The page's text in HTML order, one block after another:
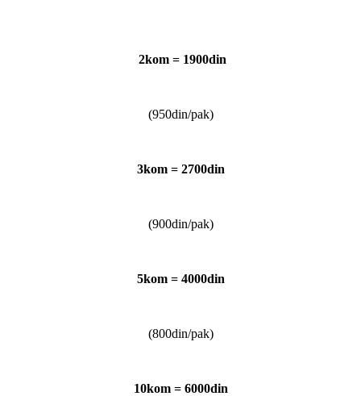
2kom = 1900din
(950din/pak)
3kom = 2700din
(900din/pak)
5kom = 4000din
(800din/pak)
10kom = 6000din